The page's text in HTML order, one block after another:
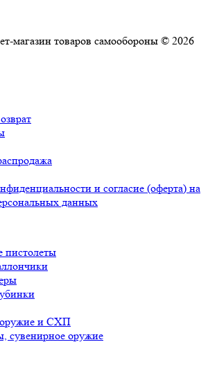
магазин товаров самообороны © 2026
и согласие (оферта) на
данных
пистолеты
оружие и СХП
сувенирное оружие